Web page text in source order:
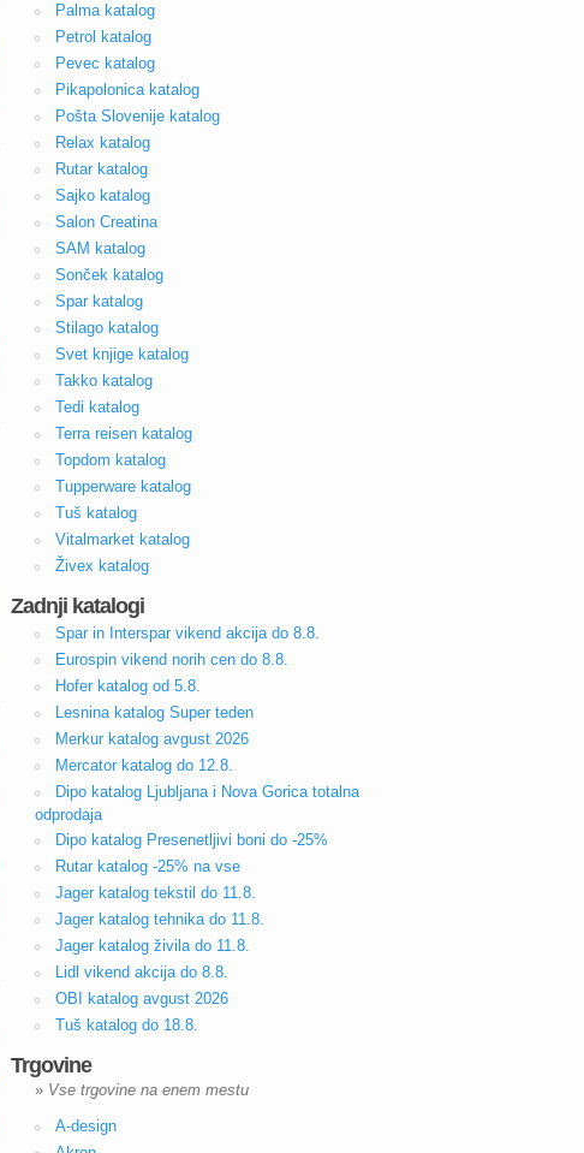
Palma katalog
Petrol katalog
Pevec katalog
Pikapolonica katalog
Pošta Slovenije katalog
Relax katalog
Rutar katalog
Sajko katalog
Salon Creatina
SAM katalog
Sonček katalog
Spar katalog
Stilago katalog
Svet knjige katalog
Takko katalog
Tedi katalog
Terra reisen katalog
Topdom katalog
Tupperware katalog
Tuš katalog
Vitalmarket katalog
Živex katalog
Zadnji katalogi
Spar in Interspar vikend akcija do 8.8.
Eurospin vikend norih cen do 8.8.
Hofer katalog od 5.8.
Lesnina katalog Super teden
Merkur katalog avgust 2026
Mercator katalog do 12.8.
Dipo katalog Ljubljana i Nova Gorica totalna
odprodaja
Dipo katalog Presenetljivi boni do -25%
Rutar katalog -25% na vse
Jager katalog tekstil do 11.8.
Jager katalog tehnika do 11.8.
Jager katalog živila do 11.8.
Lidl vikend akcija do 8.8.
OBI katalog avgust 2026
Tuš katalog do 18.8.
Trgovine
» Vse trgovine na enem mestu
A-design